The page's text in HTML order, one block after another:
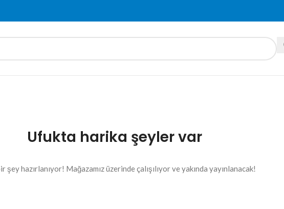
Ufukta harika şeyler var
şey hazırlanıyor! Mağazamız üzerinde çalışılıyor ve yakında yayınlanacak!